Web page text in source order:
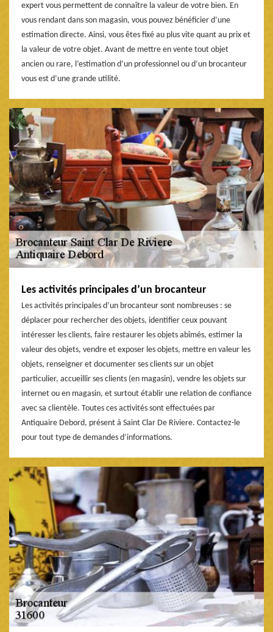
expert vous permettent de connaître la valeur de votre bien. En
vous rendant dans son magasin, vous pouvez bénéficier d’une
estimation directe. Ainsi, vous êtes fixé au plus vite quant au prix et
la valeur de votre objet. Avant de mettre en vente tout objet
ancien ou rare, l’estimation d’un professionnel ou d’un brocanteur
vous est d’une grande utilité.
Les activités principales d’un brocanteur
Les activités principales d’un brocanteur sont nombreuses : se
déplacer pour rechercher des objets, identifier ceux pouvant
intéresser les clients, faire restaurer les objets abîmés, estimer la
valeur des objets, vendre et exposer les objets, mettre en valeur les
objets, renseigner et documenter ses clients sur un objet
particulier, accueillir ses clients (en magasin), vendre les objets sur
internet ou en magasin, et surtout établir une relation de confiance
avec sa clientèle. Toutes ces activités sont effectuées par
Antiquaire Debord, présent à Saint Clar De Riviere. Contactez-le
pour tout type de demandes d’informations.